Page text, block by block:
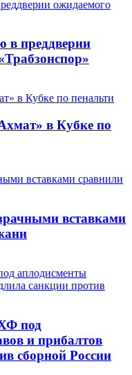
в преддверии
в Кубке по
вставками
под
и прибалтов
сборной России